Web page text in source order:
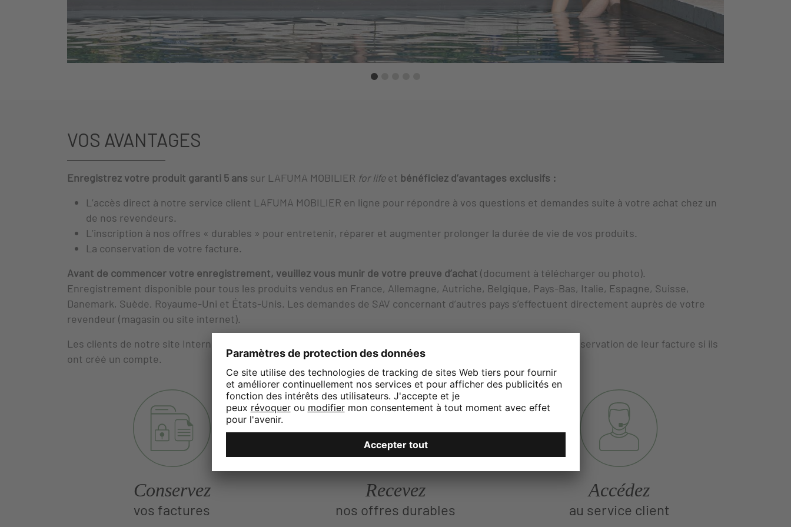
VOS AVANTAGES
Enregistrez votre produit garanti 5 ans sur LAFUMA MOBILIER for lifeet bénéficiez d’avantages exclusifs :
L’accès direct à notre service client LAFUMA MOBILIER en ligne pour répondre à vos questions et demandes suite à votre achat chez un
de nos revendeurs.
L’inscription à nos offres « durables » pour entretenir, réparer et augmenter prolonger la durée de vie de vos produits.
La conservation de votre facture.
Avant de commencer votre enregistrement, veuillez vous munir de votre preuve d’achat (document à télécharger ou photo).
Enregistrement disponible pour tous les produits vendus en France, Allemagne, Autriche, Belgique, Pays-Bas, Italie, Espagne, Suisse,
Danemark, Suède, Royaume-Uni et États-Unis. Les demandes de SAV concernant d’autres pays s’effectuent directement auprès de votre
revendeur (magasin ou site internet).
Les clients de notre site Internet
bénéficient de l’accès au service client ainsi que de la conservation de leur facture si ils
ont créé un compte.
Conservez
vos factures
Recevez
nos offres durables
Accédez
au service client